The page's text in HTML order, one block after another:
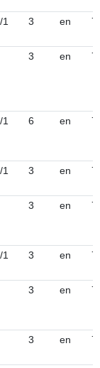
3 en 7
3 en 7
6 en 7
3 en 7
3 en 7
3 en 7
3 en 7
3 en 7